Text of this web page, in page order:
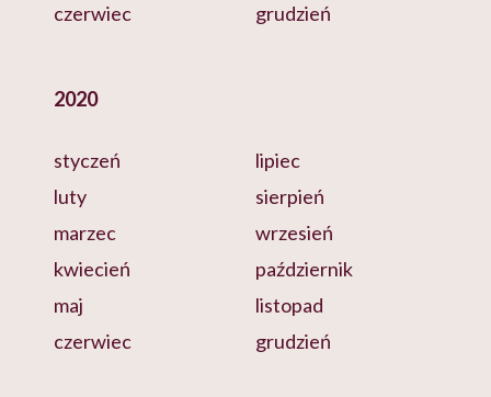
czerwiec
grudzień
2020
styczeń
luty
marzec
kwiecień
maj
czerwiec
lipiec
sierpień
wrzesień
październik
listopad
grudzień